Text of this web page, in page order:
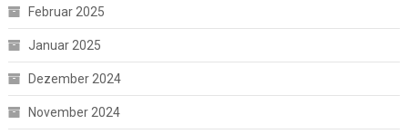
Februar 2025
Januar 2025
Dezember 2024
November 2024